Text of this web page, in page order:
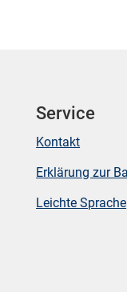
Service
Kontakt
Erklärung zur
Leichte Sprache